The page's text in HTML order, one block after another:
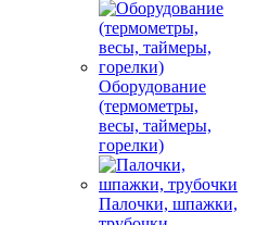
Оборудование
(термометры,
весы, таймеры,
горелки)
Палочки, шпажки,